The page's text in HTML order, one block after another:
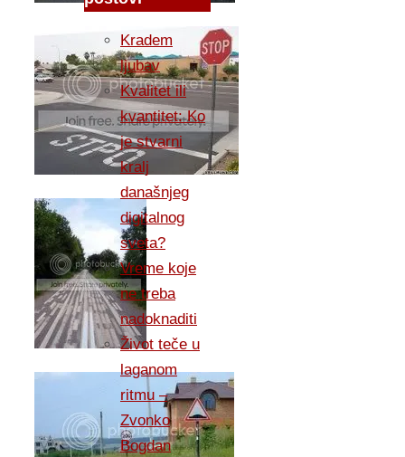
Kradem
ljubav
Kvalitet ili
kvantitet: Ko
je stvarni
kralj
današnjeg
digitalnog
sveta?
Vreme koje
ne treba
nadoknaditi
Život teče u
laganom
ritmu –
Zvonko
Bogdan